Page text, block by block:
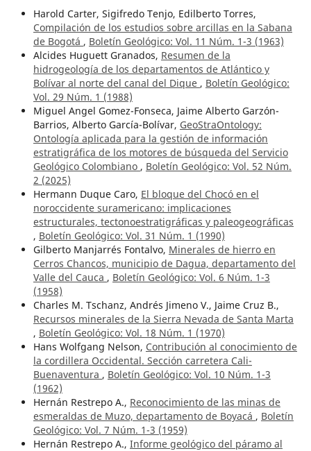
Harold Carter, Sigifredo Tenjo, Edilberto Torres,
Compilación de los estudios sobre arcillas en la Sabana
de Bogotá , Boletín Geológico: Vol. 11 Núm. 1-3 (1963)
Alcides Huguett Granados, Resumen de la
hidrogeología de los departamentos de Atlántico y
Bolívar al norte del canal del Dique , Boletín Geológico:
Vol. 29 Núm. 1 (1988)
Miguel Angel Gomez-Fonseca, Jaime Alberto Garzón-
Barrios, Alberto García-Bolívar, GeoStraOntology:
Ontología aplicada para la gestión de información
estratigráfica de los motores de búsqueda del Servicio
Geológico Colombiano , Boletín Geológico: Vol. 52 Núm.
2 (2025)
Hermann Duque Caro, El bloque del Chocó en el
noroccidente suramericano: implicaciones
estructurales, tectonoestratigráficas y paleogeográficas
, Boletín Geológico: Vol. 31 Núm. 1 (1990)
Gilberto Manjarrés Fontalvo, Minerales de hierro en
Cerros Chancos, municipio de Dagua, departamento del
Valle del Cauca , Boletín Geológico: Vol. 6 Núm. 1-3
(1958)
Charles M. Tschanz, Andrés Jimeno V., Jaime Cruz B.,
Recursos minerales de la Sierra Nevada de Santa Marta
, Boletín Geológico: Vol. 18 Núm. 1 (1970)
Hans Wolfgang Nelson, Contribución al conocimiento de
la cordillera Occidental. Sección carretera Cali-
Buenaventura , Boletín Geológico: Vol. 10 Núm. 1-3
(1962)
Hernán Restrepo A., Reconocimiento de las minas de
esmeraldas de Muzo, departamento de Boyacá , Boletín
Geológico: Vol. 7 Núm. 1-3 (1959)
Hernán Restrepo A., Informe geológico del páramo al